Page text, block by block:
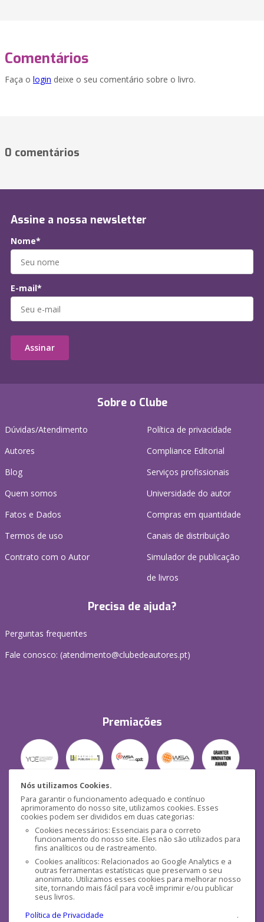
Nós utilizamos Cookies.
Para garantir o funcionamento adequado e contínuo
aprimoramento do nosso site, utilizamos cookies. Esses
cookies podem ser divididos em duas categorias:
Cookies necessários: Essenciais para o correto
funcionamento do nosso site. Eles não são utilizados para
fins analíticos ou de rastreamento.
Cookies analíticos: Relacionados ao Google Analytics e a
outras ferramentas estatísticas que preservam o seu
anonimato. Utilizamos esses cookies para melhorar nosso
site, tornando mais fácil para você imprimir e/ou publicar
seus livros.
Política de Privacidade
.
Comentários
Faça o login deixe o seu comentário sobre o livro.
0 comentários
Sobre o Clube
Dúvidas/Atendimento
Autores
Blog
Quem somos
Fatos e Dados
Termos de uso
Contrato com o Autor
Política de privacidade
Compliance Editorial
Serviços profissionais
Universidade do autor
Compras em quantidade
Canais de distribuição
Simulador de publicação
de livros
Precisa de ajuda?
Perguntas frequentes
Fale conosco: (atendimento@clubedeautores.pt)
Premiações
Segurança
Mídias Sociais
Assine a nossa newsletter
Nome*
E-mail*
Assinar